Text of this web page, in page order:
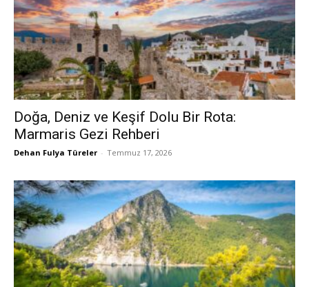
Doğa, Deniz ve Keşif Dolu Bir Rota:
Marmaris Gezi Rehberi
Dehan Fulya Türeler - Temmuz 17, 2026